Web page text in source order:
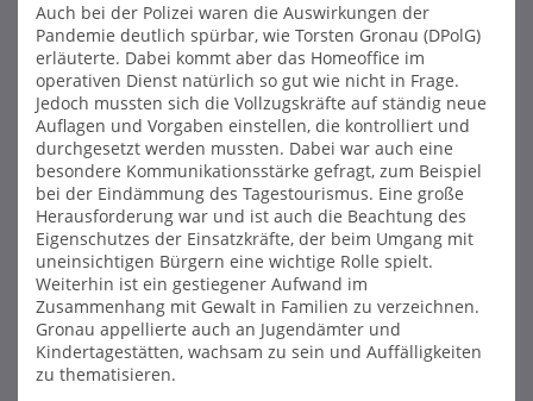
Auch bei der Polizei waren die Auswirkungen der
Pandemie deutlich spürbar, wie Torsten Gronau (DPolG)
erläuterte. Dabei kommt aber das Homeoffice im
operativen Dienst natürlich so gut wie nicht in Frage.
Jedoch mussten sich die Vollzugskräfte auf ständig neue
Auflagen und Vorgaben einstellen, die kontrolliert und
durchgesetzt werden mussten. Dabei war auch eine
besondere Kommunikationsstärke gefragt, zum Beispiel
bei der Eindämmung des Tagestourismus. Eine große
Herausforderung war und ist auch die Beachtung des
Eigenschutzes der Einsatzkräfte, der beim Umgang mit
uneinsichtigen Bürgern eine wichtige Rolle spielt.
Weiterhin ist ein gestiegener Aufwand im
Zusammenhang mit Gewalt in Familien zu verzeichnen.
Gronau appellierte auch an Jugendämter und
Kindertagestätten, wachsam zu sein und Auffälligkeiten
zu thematisieren.